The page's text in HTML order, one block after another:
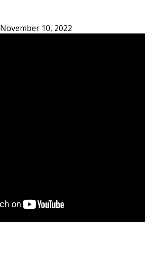
November 10, 2022